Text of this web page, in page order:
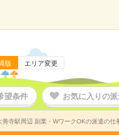
版 エリア変更
望条件 お気に入りの
善寺駅周辺 副業・WワークOKの派遣の仕